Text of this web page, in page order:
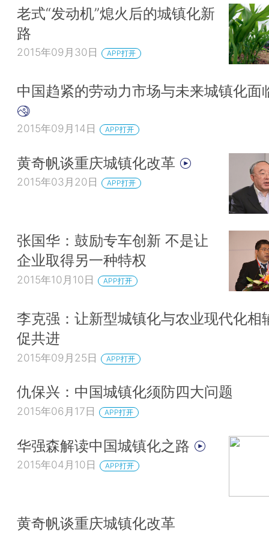
老式“发动机”熄火后的城镇化新
路
2015年09月30日 APP打开
中国趋紧的劳动力市场与未来城镇化面
2015年09月14日 APP打开
黄奇帆谈重庆城镇化改革
2015年03月20日 APP打开
张国华：鼓励专车创新 不是让
企业取得另一种特权
2015年10月10日 APP打开
李克强：让新型城镇化与农业现代化相
促共进
2015年09月25日 APP打开
仇保兴：中国城镇化须防四大问题
2015年06月17日 APP打开
华强森解读中国城镇化之路
2015年04月10日 APP打开
黄奇帆谈重庆城镇化改革